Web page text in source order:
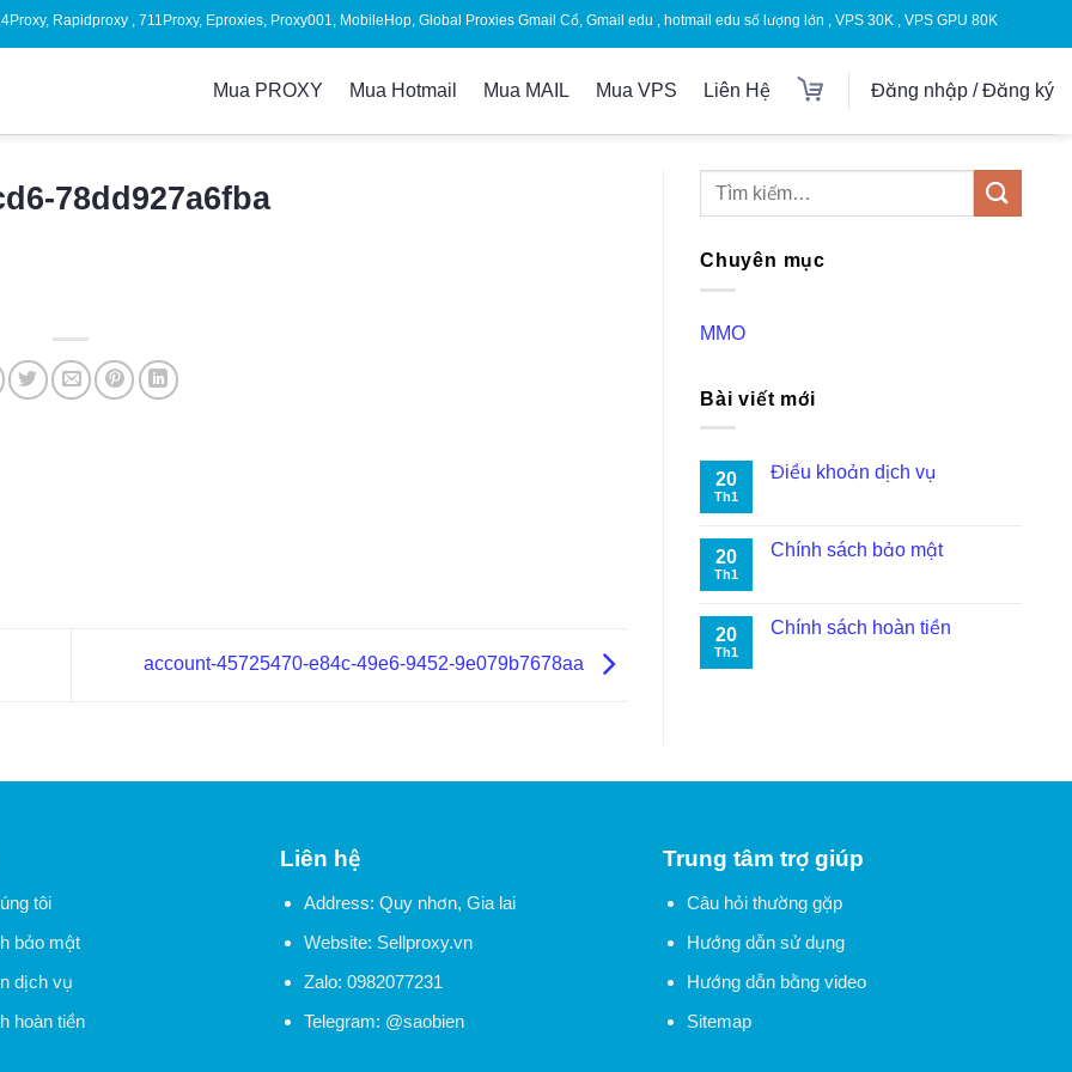
Rapidproxy , 711Proxy, Eproxies, Proxy001, MobileHop, Global Proxies Gmail Cổ, Gmail edu , hotmail edu số lượng lớn , VPS 30K , VPS GPU 80K
Mua PROXY Mua Hotmail Mua MAIL Mua VPS Liên Hệ Đăng nhập / Đăng ký
78dd927a6fba
account-45725470-e84c-49e6-9452-9e079b7678aa
Chuyên mục
MMO
Bài viết mới
20
Th1
Điều khoản dịch vụ
20
Th1
Chính sách bảo mật
20
Th1
Chính sách hoàn tiền
tôi
bảo mật
dịch vụ
hoàn tiền
Liên hệ
Address: Quy nhơn, Gia lai
Website: Sellproxy.vn
Zalo: 0982077231
Telegram: @saobien
Trung tâm trợ giúp
Câu hỏi thường gặp
Hướng dẫn sử dụng
Hướng dẫn bằng video
Sitemap